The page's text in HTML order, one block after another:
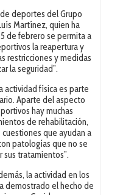
deportes del Grupo
Martínez, quien ha
de febrero se permita a
la reapertura y
restricciones y medidas
la seguridad”.
actividad física es parte
Aparte del aspecto
hay muchas
de rehabilitación,
que ayudan a
patologías que no se
tratamientos”.
la actividad en los
demostrado el hecho de